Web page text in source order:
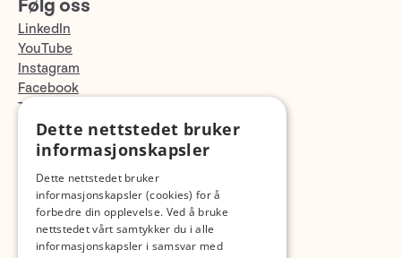
Følg oss
LinkedIn
YouTube
Instagram
Facebook
TikTok
Fotopodden
Dette nettstedet bruker
informasjonskapsler
Dette nettstedet bruker
informasjonskapsler (cookies) for å
forbedre din opplevelse. Ved å bruke
nettstedet vårt samtykker du i alle
informasjonskapsler i samsvar med